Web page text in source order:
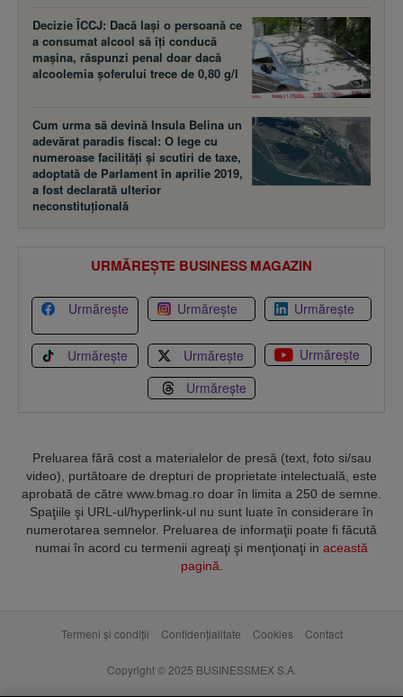
Decizie ÎCCJ: Dacă laşi o persoană ce
a consumat alcool să îţi conducă
maşina, răspunzi penal doar dacă
alcoolemia şoferului trece de 0,80 g/l
Cum urma să devină Insula Belina un
adevărat paradis fiscal: O lege cu
numeroase facilităţi şi scutiri de taxe,
adoptată de Parlament în aprilie 2019,
a fost declarată ulterior
neconstituţională
URMĂREȘTE BUSINESS MAGAZIN
Urmărește Urmărește Urmărește
Urmărește Urmărește
Urmărește
Urmărește
Preluarea fără cost a materialelor de presă (text, foto si/sau
video), purtătoare de drepturi de proprietate intelectuală, este
aprobată de către www.bmag.ro doar în limita a 250 de semne.
Spaţiile şi URL-ul/hyperlink-ul nu sunt luate în considerare în
numerotarea semnelor. Preluarea de informaţii poate fi făcută
numai în acord cu termenii agreaţi şi menţionaţi in această
pagină.
Termeni și condiții Confidențialitate Cookies Contact
Copyright © 2025 BUSINESSMEX S.A.